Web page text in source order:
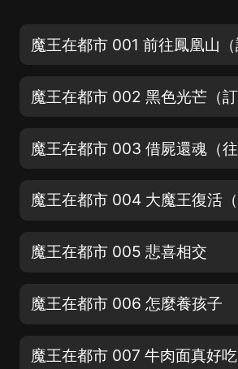
魔王在都市 005 悲喜相交
魔王在都市 006 怎麼養孩子
魔王在都市 007 牛肉面真好吃